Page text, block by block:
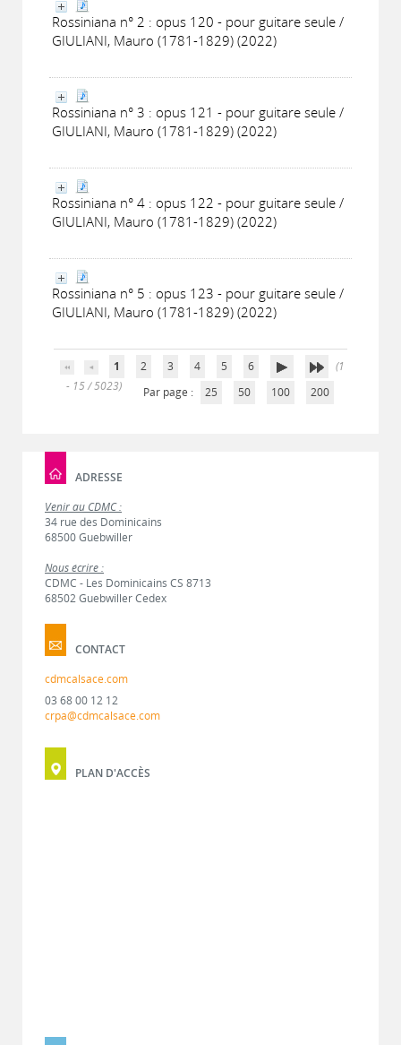
Rossiniana n° 2 : opus 120 - pour guitare seule /
GIULIANI, Mauro (1781-1829) (2022)
Rossiniana n° 3 : opus 121 - pour guitare seule /
GIULIANI, Mauro (1781-1829) (2022)
Rossiniana n° 4 : opus 122 - pour guitare seule /
GIULIANI, Mauro (1781-1829) (2022)
Rossiniana n° 5 : opus 123 - pour guitare seule /
GIULIANI, Mauro (1781-1829) (2022)
1 2 3 4 5 6
(1
- 15 / 5023)
Par page : 25 50 100 200
ADRESSE
Venir au CDMC :
34 rue des Dominicains
68500 Guebwiller
Nous écrire :
CDMC - Les Dominicains CS 8713
68502 Guebwiller Cedex
CONTACT
cdmcalsace.com
03 68 00 12 12
crpa@cdmcalsace.com
PLAN D'ACCÈS